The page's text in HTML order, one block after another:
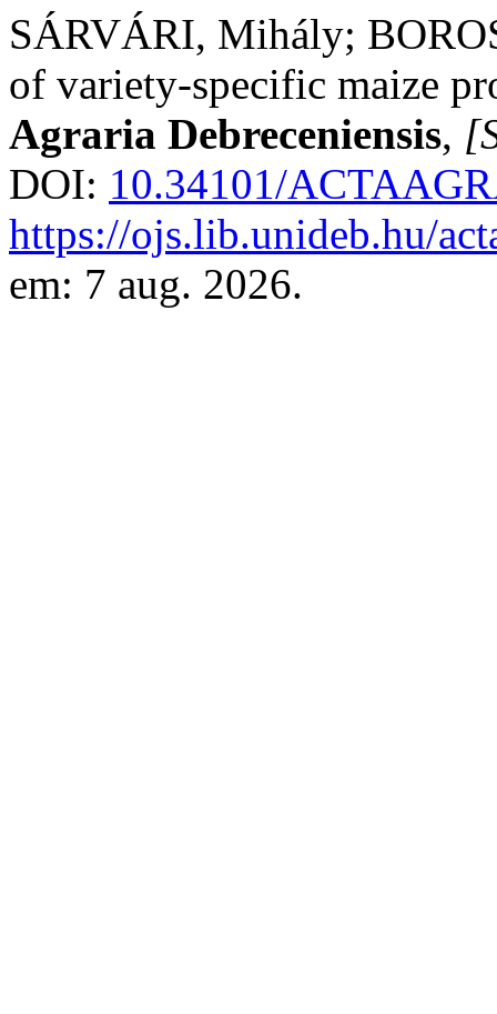
SÁRVÁRI, Mihály;
of variety-specific maize
Agraria Debreceniensis,
DOI: 10.34101/
https://ojs.lib.unideb.hu/
em: 7 aug. 2026.